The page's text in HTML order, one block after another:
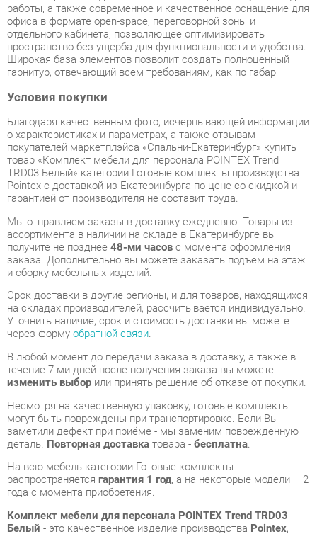
гарнитур, отвечающий всем требованиям, как по габар
Условия покупки
Благодаря качественным фото, исчерпывающей информации
о характеристиках и параметрах, а также отзывам
покупателей маркетплэйса «Спальни-Екатеринбург» купить
товар «Комплект мебели для персонала POINTEX Trend
TRD03 Белый» категории Готовые комплекты производства
гарантией от производителя не составит труда.
Мы отправляем заказы в доставку ежедневно. Товары из
ассортимента в наличии на складе в Екатеринбурге вы
получите не позднее48-ми часовс момента оформления
заказа. Дополнительно вы можете заказать подъём на этаж
и сборку мебельных изделий.
Срок доставки в другие регионы, и для товаров, находящихся
на складах производителей, рассчитывается индивидуально.
Уточнить наличие, срок и стоимость доставки вы можете
через формуобратной связи.
В любой момент до передачи заказа в доставку, а также в
течение 7-ми дней после получения заказа вы можете
изменить выборили принять решение об отказе от покупки.
Несмотря на качественную упаковку, готовые комплекты
могут быть повреждены при транспортировке. Если Вы
заметили дефект при приёме - мы заменим поврежденную
деталь.Повторная доставкатовара -бесплатна.
На всю мебель категории Готовые комплекты
года с момента приобретения.
Комплект мебели для персонала POINTEX Trend TRD03
Белый- это качественное изделие производстваPointex
стандарту.
Надеемся, вы останетесь довольны вашим приобретением, и
будем рады, если вы оставите отзыв об опыте его
использования, который поможет сориентироваться нашим
будущим покупателям.